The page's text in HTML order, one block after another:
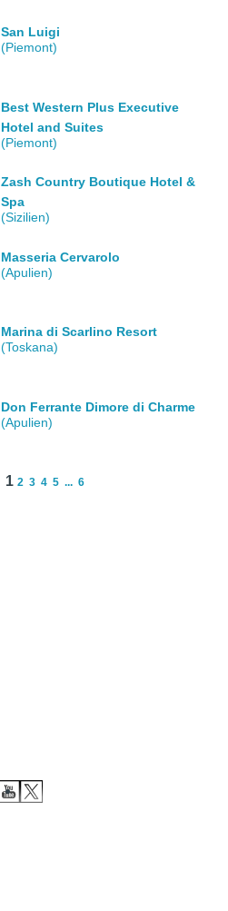
San Luigi
(Piemont)
Best Western Plus Executive
Hotel and Suites
(Piemont)
Zash Country Boutique Hotel &
Spa
(Sizilien)
Masseria Cervarolo
(Apulien)
Marina di Scarlino Resort
(Toskana)
Don Ferrante Dimore di Charme
(Apulien)
12 3 4 5 ... 6